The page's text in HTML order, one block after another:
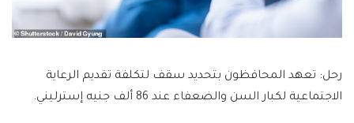
رحل: تعهد المحافظون بتحديد سقف لتكلفة تقديم الرعاية
الاجتماعية لكبار السن والضعفاء عند 86 ألف جنيه إسترليني.